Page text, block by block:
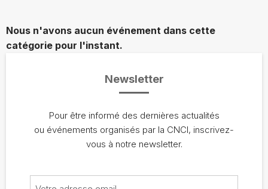
Nous n'avons aucun événement dans cette
catégorie pour l'instant.
Newsletter
Pour être informé des dernières actualités
ou événements organisés par la CNCI, inscrivez-
vous à notre newsletter.